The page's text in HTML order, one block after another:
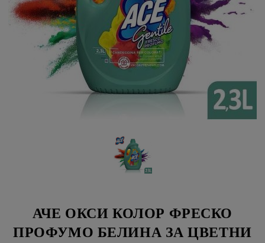
АЧЕ ОКСИ КОЛОР ФРЕСКО
ПРОФУМО БЕЛИНА ЗА ЦВЕТНИ